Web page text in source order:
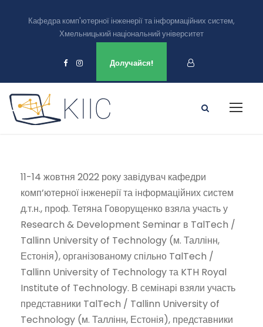
Кафедра комп'ютерної інженерії та інформаційних систем,
Хмельницький національний університет
Долучайся!
11-14 жовтня 2022 року завідувач кафедри
комп’ютерної інженерії та інформаційних систем
д.т.н., проф. Тетяна Говорущенко взяла участь у
Research & Development Seminar в TalTech /
Tallinn University of Technology (м. Таллінн,
Естонія), організованому спільно TalTech /
Tallinn University of Technology та KTH Royal
Institute of Technology. В семінарі взяли участь
представники TalTech / Tallinn University of
Technology (м. Таллінн, Естонія), представники